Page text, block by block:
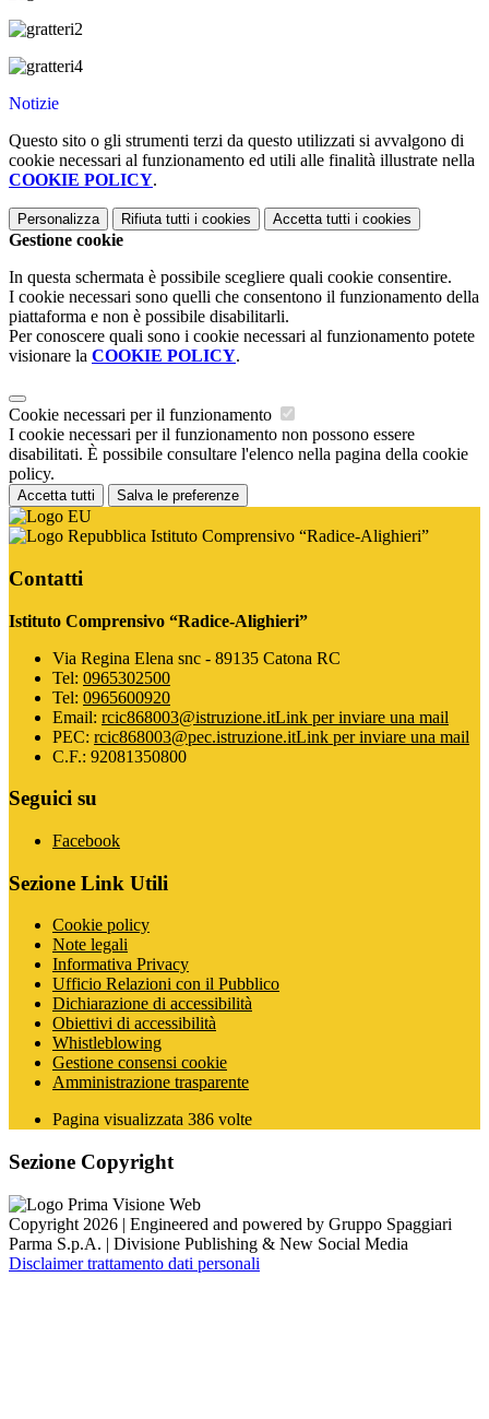
Notizie
Questo sito o gli strumenti terzi da questo utilizzati si avvalgono di
cookie necessari al funzionamento ed utili alle finalità illustrate nella
COOKIE POLICY.
Personalizza Rifiuta tutti i cookies Accetta tutti i cookies
Gestione cookie
In questa schermata è possibile scegliere quali cookie consentire.
I cookie necessari sono quelli che consentono il funzionamento della
piattaforma e non è possibile disabilitarli.
Per conoscere quali sono i cookie necessari al funzionamento potete
visionare la COOKIE POLICY.
Cookie necessari per il funzionamento
I cookie necessari per il funzionamento non possono essere
disabilitati. È possibile consultare l'elenco nella pagina della cookie
policy.
Accetta tutti Salva le preferenze
Istituto Comprensivo “Radice-Alighieri”
Contatti
Istituto Comprensivo “Radice-Alighieri”
Via Regina Elena snc - 89135 Catona RC
Tel: 0965302500
Tel: 0965600920
Email: rcic868003@istruzione.itLink per inviare una mail
PEC: rcic868003@pec.istruzione.itLink per inviare una mail
C.F.: 92081350800
Seguici su
Facebook
Sezione Link Utili
Cookie policy
Note legali
Informativa Privacy
Ufficio Relazioni con il Pubblico
Dichiarazione di accessibilità
Obiettivi di accessibilità
Whistleblowing
Gestione consensi cookie
Amministrazione trasparente
Pagina visualizzata 386 volte
Sezione Copyright
Copyright 2026 | Engineered and powered by Gruppo Spaggiari
Parma S.p.A. | Divisione Publishing & New Social Media
Disclaimer trattamento dati personali